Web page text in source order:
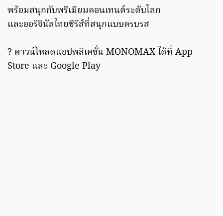
พร้อมสนุกกับพรีเมียมคอนเทนต์ระดับโลก
และออริจินัลไทยซีรีส์ที่สนุกแบบครบรส
? ดาวน์โหลดแอปพลิเคชั่น MONOMAX ได้ที่ App
Store และ Google Play